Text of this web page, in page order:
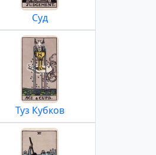
Суд
Туз Кубков